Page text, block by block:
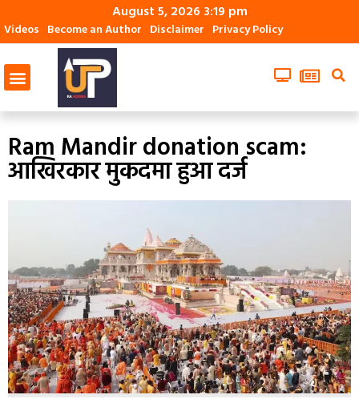
August 5, 2026 3:19 pm
Videos Become an Author Disclaimer Privacy Policy
Ram Mandir donation scam:
आखिरकार मुकदमा हुआ दर्ज